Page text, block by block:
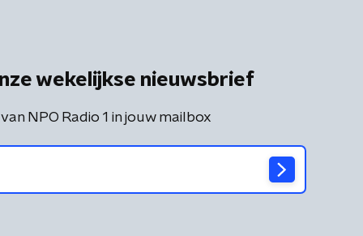
wekelijkse nieuwsbrief
NPO Radio 1 in jouw mailbox